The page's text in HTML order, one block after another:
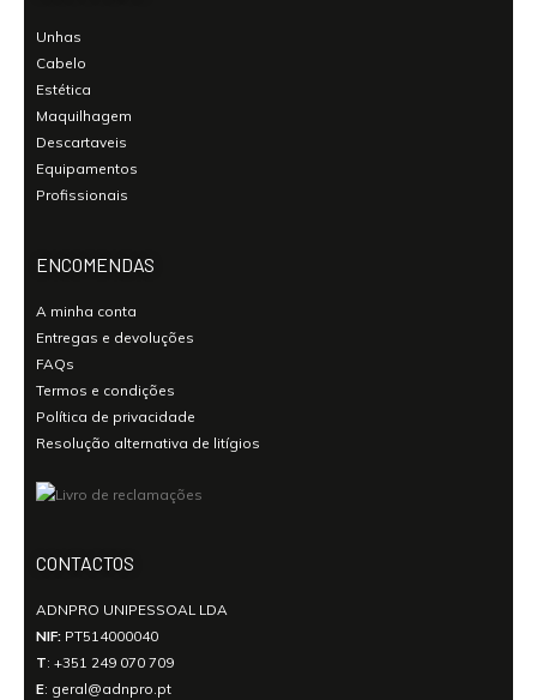
Unhas
Cabelo
Estética
Maquilhagem
Descartaveis
Equipamentos
Profissionais
ENCOMENDAS
A minha conta
Entregas e devoluções
FAQs
Termos e condições
Política de privacidade
Resolução alternativa de litígios
CONTACTOS
ADNPRO UNIPESSOAL LDA
NIF: PT514000040
T: +351 249 070 709
E: geral@adnpro.pt